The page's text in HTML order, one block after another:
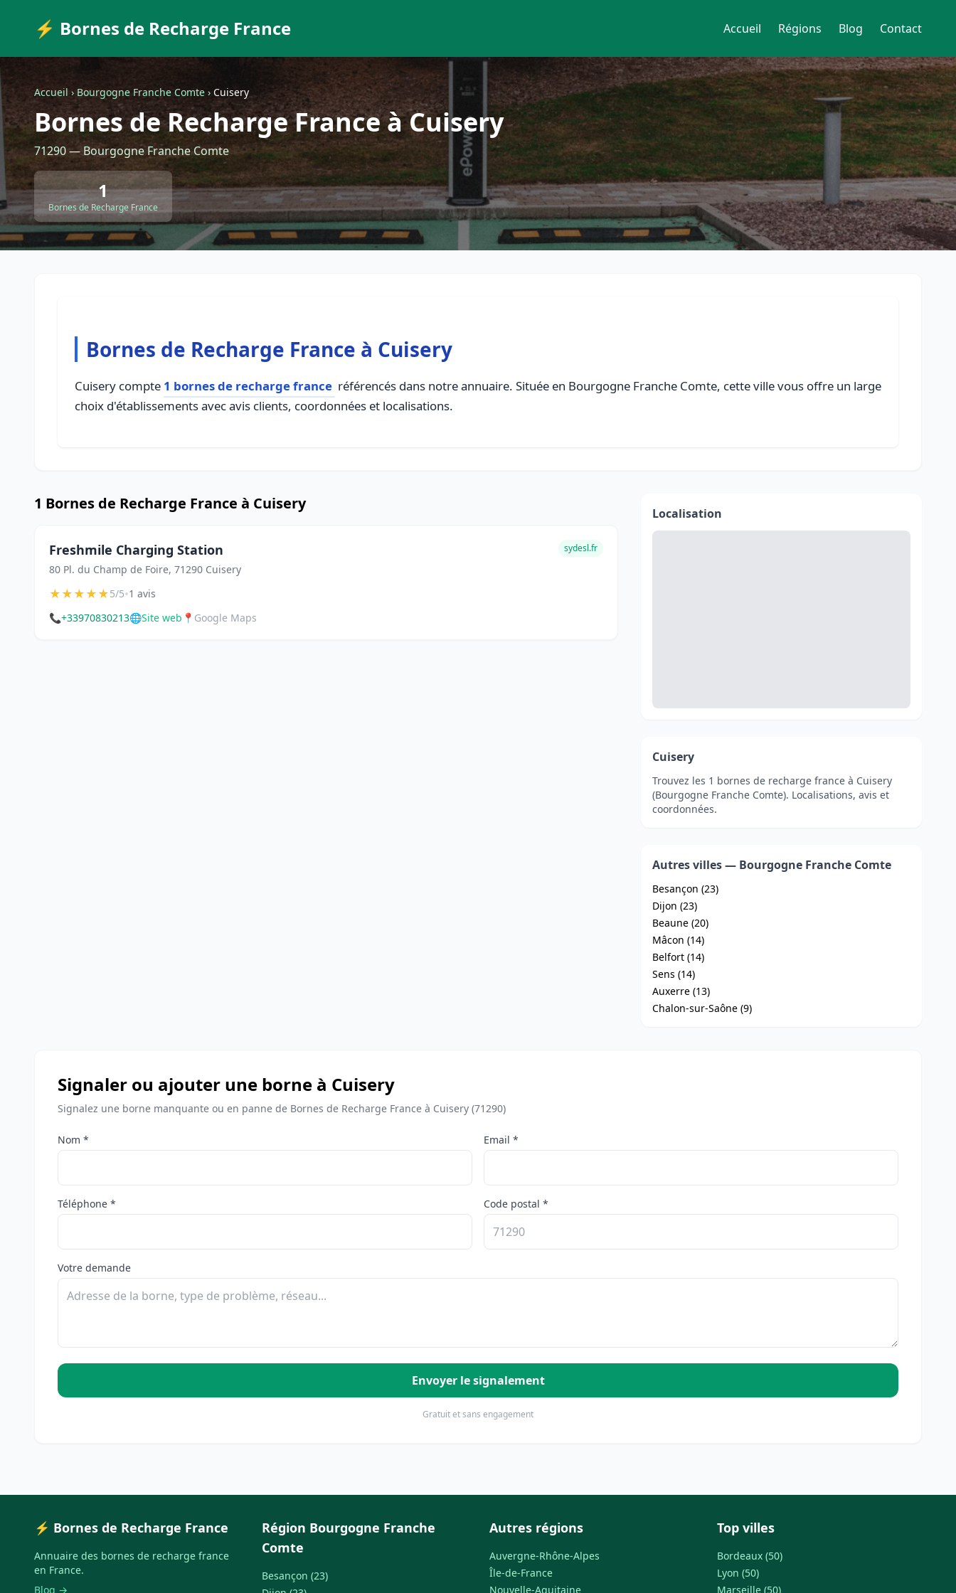
⚡ Bornes de Recharge France Accueil Régions Blog Contact
Accueil › Bourgogne Franche Comte › Cuisery
Bornes de Recharge France à Cuisery
71290 — Bourgogne Franche Comte
1
Bornes de Recharge France
Bornes de Recharge France à Cuisery
Cuisery compte 1 bornes de recharge france référencés dans notre annuaire. Située en Bourgogne Franche Comte, cette ville vous offre un large
choix d'établissements avec avis clients, coordonnées et localisations.
1 Bornes de Recharge France à Cuisery
Freshmile Charging Station
80 Pl. du Champ de Foire, 71290 Cuisery
sydesl.fr
★★★★★5/5•1 avis
📞+33970830213🌐Site web 📍 Google Maps
Localisation
Cuisery
Trouvez les 1 bornes de recharge france à Cuisery
(Bourgogne Franche Comte). Localisations, avis et
coordonnées.
Autres villes — Bourgogne Franche Comte
Besançon (23)
Dijon (23)
Beaune (20)
Mâcon (14)
Belfort (14)
Sens (14)
Auxerre (13)
Chalon-sur-Saône (9)
Signaler ou ajouter une borne à Cuisery
Signalez une borne manquante ou en panne de Bornes de Recharge France à Cuisery (71290)
Nom * Email *
Téléphone * Code postal *
Votre demande
Envoyer le signalement
Gratuit et sans engagement
⚡ Bornes de Recharge France
Annuaire des bornes de recharge france
en France.
Blog →
Région Bourgogne Franche
Comte
Besançon (23)
Autres régions
Auvergne-Rhône-Alpes
Île-de-France
Nouvelle-Aquitaine
Top villes
Bordeaux (50)
Lyon (50)
Marseille (50)